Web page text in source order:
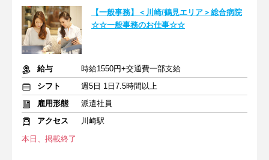
【一般事務】＜川崎/鶴見エリア＞総合病院
☆☆一般事務のお仕事☆☆
給与
時給1550円+交通費一部支給
シフト
週5日 1日7.5時間以上
雇用形態
派遣社員
アクセス
川崎駅
本日、掲載終了